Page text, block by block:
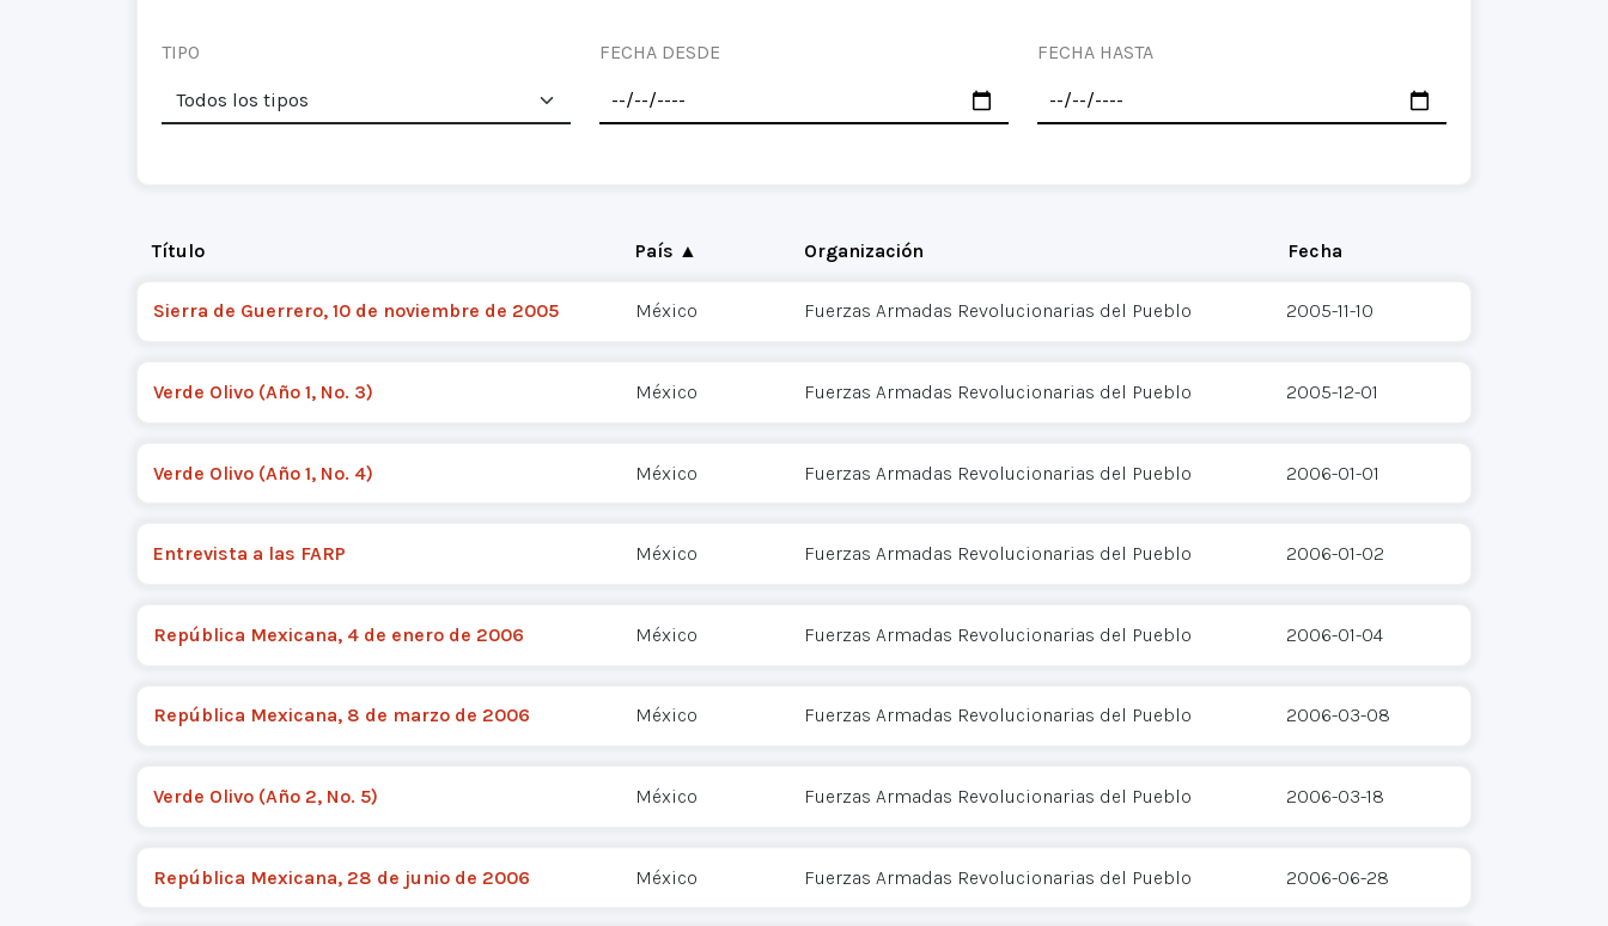
TIPO FECHA DESDE FECHA HASTA
Título País ▲ Organización Fecha
Sierra de Guerrero, 10 de noviembre de 2005 México Fuerzas Armadas Revolucionarias del Pueblo 2005-11-10
Verde Olivo (Año 1, No. 3) México Fuerzas Armadas Revolucionarias del Pueblo 2005-12-01
Verde Olivo (Año 1, No. 4) México Fuerzas Armadas Revolucionarias del Pueblo 2006-01-01
Entrevista a las FARP México Fuerzas Armadas Revolucionarias del Pueblo 2006-01-02
República Mexicana, 4 de enero de 2006 México Fuerzas Armadas Revolucionarias del Pueblo 2006-01-04
República Mexicana, 8 de marzo de 2006 México Fuerzas Armadas Revolucionarias del Pueblo 2006-03-08
Verde Olivo (Año 2, No. 5) México Fuerzas Armadas Revolucionarias del Pueblo 2006-03-18
República Mexicana, 28 de junio de 2006 México Fuerzas Armadas Revolucionarias del Pueblo 2006-06-28